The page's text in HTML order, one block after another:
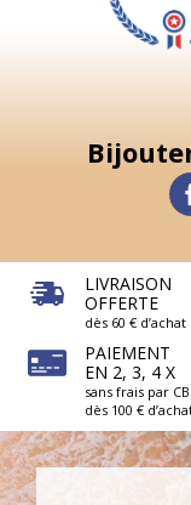
LIVRAISON
OFFERTE
dès 60 € d’achat
PAIEMENT
EN 2, 3, 4 X
sans frais par CB
dès 100 €